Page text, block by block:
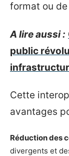
format ou
A lire aussi :
public
Cette
avantages
Réduction des
divergents et